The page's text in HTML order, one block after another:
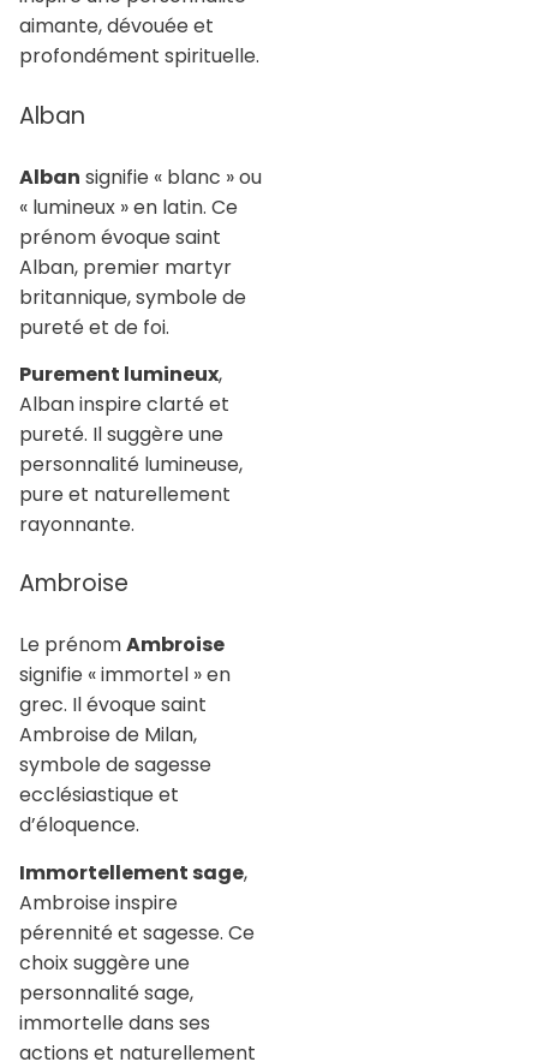
aimante, dévouée et
profondément spirituelle.
Alban
Alban signifie « blanc » ou
« lumineux » en latin. Ce
prénom évoque saint
Alban, premier martyr
britannique, symbole de
pureté et de foi.
Purement lumineux,
Alban inspire clarté et
pureté. Il suggère une
personnalité lumineuse,
pure et naturellement
rayonnante.
Ambroise
Le prénomAmbroise
signifie « immortel » en
grec. Il évoque saint
Ambroise de Milan,
symbole de sagesse
ecclésiastique et
d’éloquence.
Immortellement sage,
Ambroise inspire
pérennité et sagesse. Ce
choix suggère une
personnalité sage,
immortelle dans ses
actions et naturellement